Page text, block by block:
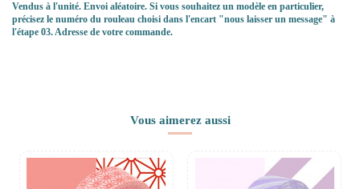
Vendus à l'unité. Envoi aléatoire. Si vous souhaitez un modèle en particulier,
précisez le numéro du rouleau choisi dans l'encart "nous laisser un message" à
l'étape 03. Adresse de votre commande.
Vous aimerez aussi